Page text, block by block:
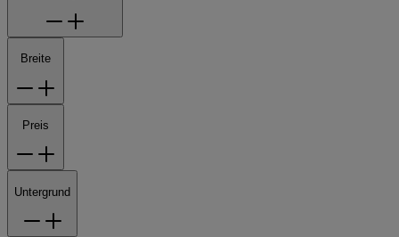
Breite
Preis
Untergrund